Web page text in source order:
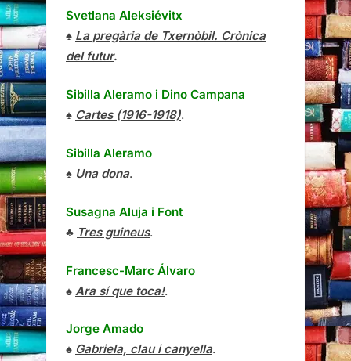
Svetlana Aleksiévitx
♠ La pregària de Txernòbil. Crònica
del futur.
Sibilla Aleramo i Dino Campana
♠ Cartes (1916-1918).
Sibilla Aleramo
♠ Una dona.
Susagna Aluja i Font
♣ Tres guineus.
Francesc-Marc Álvaro
♠ Ara sí que toca!.
Jorge Amado
♠ Gabriela, clau i canyella.